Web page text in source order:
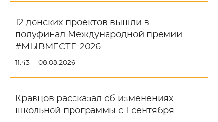
12 донских проектов вышли в
полуфинал Международной премии
#МЫВМЕСТЕ-2026
11:43 08.08.2026
Кравцов рассказал об изменениях
школьной программы с 1 сентября